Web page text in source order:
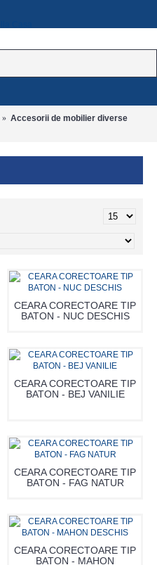
Accesorii de mobilier diverse
CEARA CORECTOARE TIP
BATON - NUC DESCHIS
CEARA CORECTOARE TIP
BATON - BEJ VANILIE
CEARA CORECTOARE TIP
BATON - FAG NATUR
CEARA CORECTOARE TIP
BATON - MAHON